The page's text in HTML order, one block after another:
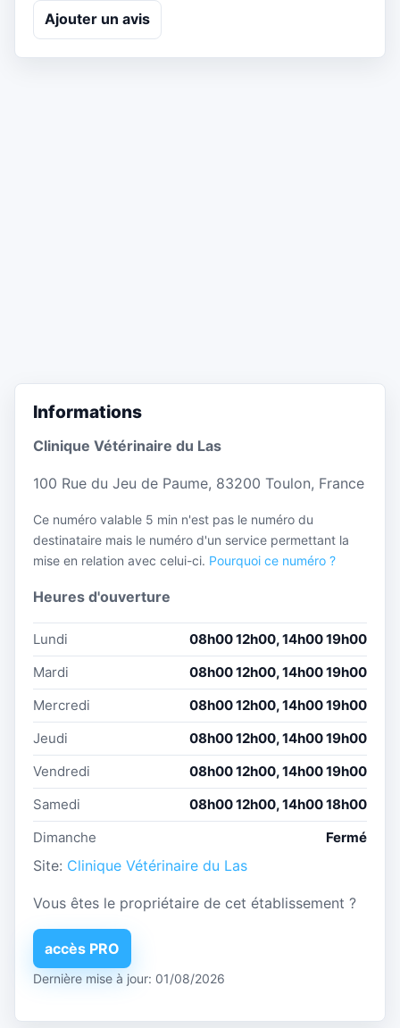
Ajouter un avis
Informations
Clinique Vétérinaire du Las
100 Rue du Jeu de Paume, 83200 Toulon, France
Ce numéro valable 5 min n'est pas le numéro du
destinataire mais le numéro d'un service permettant la
mise en relation avec celui-ci. Pourquoi ce numéro ?
Heures d'ouverture
Lundi
08h00 12h00, 14h00 19h00
Mardi
08h00 12h00, 14h00 19h00
Mercredi
08h00 12h00, 14h00 19h00
Jeudi
08h00 12h00, 14h00 19h00
Vendredi
08h00 12h00, 14h00 19h00
Samedi
08h00 12h00, 14h00 18h00
Dimanche
Fermé
Site: Clinique Vétérinaire du Las
Vous êtes le propriétaire de cet établissement ?
accès PRO
Dernière mise à jour: 01/08/2026